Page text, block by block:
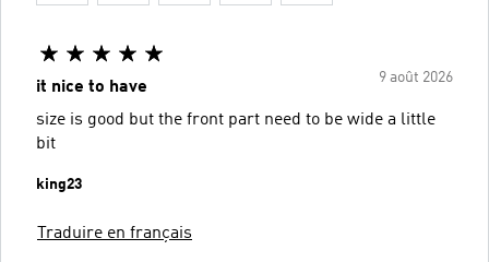
9 août 2026
it nice to have
size is good but the front part need to be wide a little
bit
king23
Traduire en français